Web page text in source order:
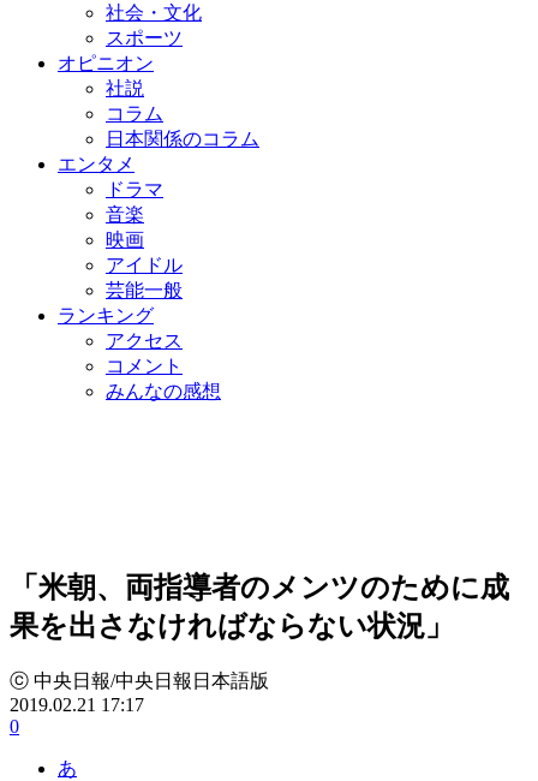
社会・文化
スポーツ
オピニオン
社説
コラム
日本関係のコラム
エンタメ
ドラマ
音楽
映画
アイドル
芸能一般
ランキング
アクセス
コメント
みんなの感想
「米朝、両指導者のメンツのために成
果を出さなければならない状況」
ⓒ 中央日報/中央日報日本語版
2019.02.21 17:17
0
あ